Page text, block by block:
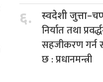
६. स्वदेशी
निर्यात तथा
सहजीकरण गर्न
छ : प्रधानमन्त्री